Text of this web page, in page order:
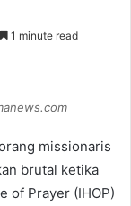
1 minute read
missionaris
brutal ketika
of Prayer (IHOP)